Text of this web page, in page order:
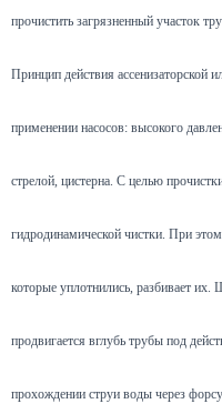
прочистить загрязненный участок
Принцип действия ассенизаторской
применении насосов: высокого
стрелой, цистерна. С целью
гидродинамической чистки. При
которые уплотнились, разбивает
продвигается вглубь трубы под
прохождении струи воды через